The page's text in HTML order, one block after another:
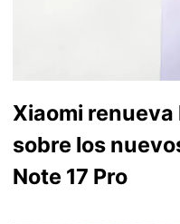
Xiaomi renueva
sobre los
Note 17 Pro